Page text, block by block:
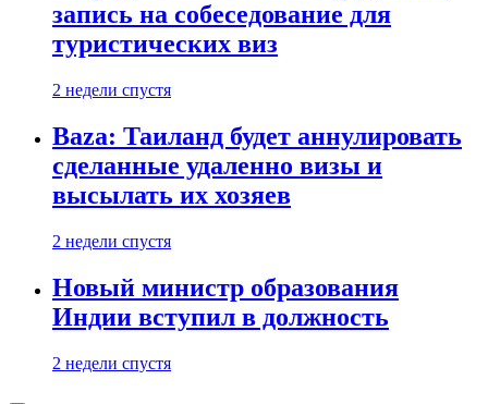
запись на собеседование для
туристических виз
2 недели спустя
Baza: Таиланд будет аннулировать
сделанные удаленно визы и
высылать их хозяев
2 недели спустя
Новый министр образования
Индии вступил в должность
2 недели спустя